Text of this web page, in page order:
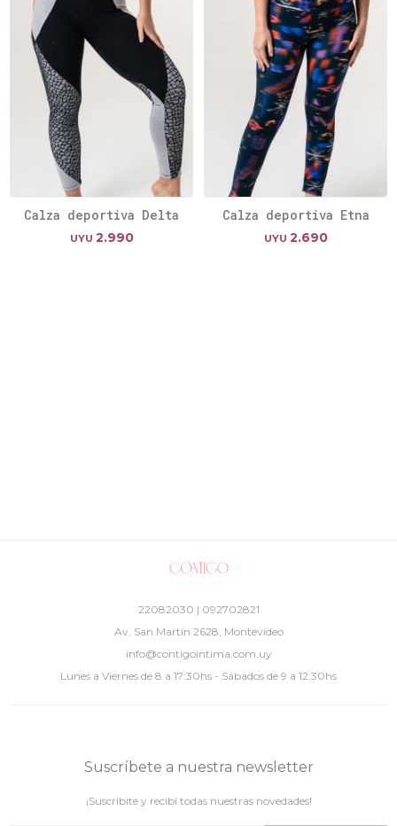
Calza deportiva Delta
UYU 2.990
Calza deportiva Etna
UYU 2.690
22082030 | 092702821
Av. San Martín 2628, Montevideo
info@contigointima.com.uy
Lunes a Viernes de 8 a 17:30hs - Sábados de 9 a 12:30hs
Suscríbete a nuestra newsletter
¡Suscribite y recibí todas nuestras novedades!